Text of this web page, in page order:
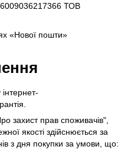
ТОВ
«Нової пошти»
захист прав споживачів",
якості здійснюється за
з дня покупки за умови, що: